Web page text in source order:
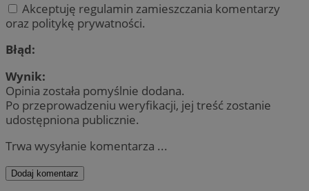
Akceptuję regulamin zamieszczania komentarzy
oraz politykę prywatności.
Błąd:
Wynik:
Opinia została pomyślnie dodana.
Po przeprowadzeniu weryfikacji, jej treść zostanie
udostępniona publicznie.
Trwa wysyłanie komentarza ...
Dodaj komentarz